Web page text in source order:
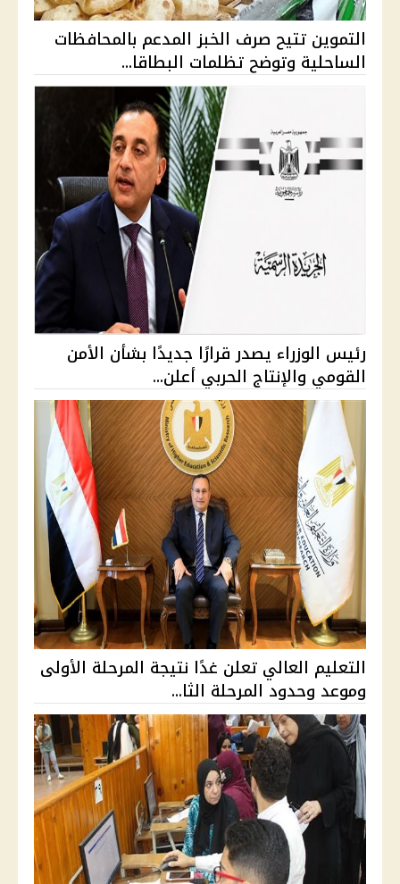
التموين تتيح صرف الخبز المدعم بالمحافظات
الساحلية وتوضح تظلمات البطاقا...
رئيس الوزراء يصدر قرارًا جديدًا بشأن الأمن
القومي والإنتاج الحربي أعلن...
التعليم العالي تعلن غدًا نتيجة المرحلة الأولى
وموعد وحدود المرحلة الثا...